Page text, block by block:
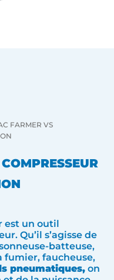
FARMER VS
est un outil
Qu’il s’agisse de
batteuse,
fumier, faucheuse,
pneumatiques, on